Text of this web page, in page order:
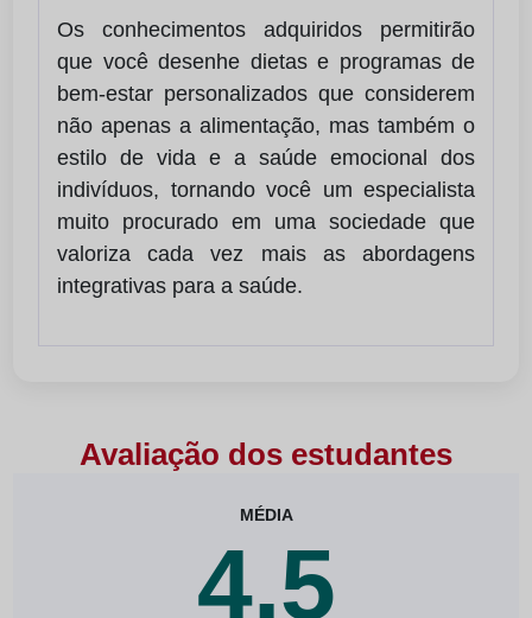
Os conhecimentos adquiridos permitirão
que você desenhe dietas e programas de
bem-estar personalizados que considerem
não apenas a alimentação, mas também o
estilo de vida e a saúde emocional dos
indivíduos, tornando você um especialista
muito procurado em uma sociedade que
valoriza cada vez mais as abordagens
integrativas para a saúde.
Avaliação dos estudantes
MÉDIA
4.5